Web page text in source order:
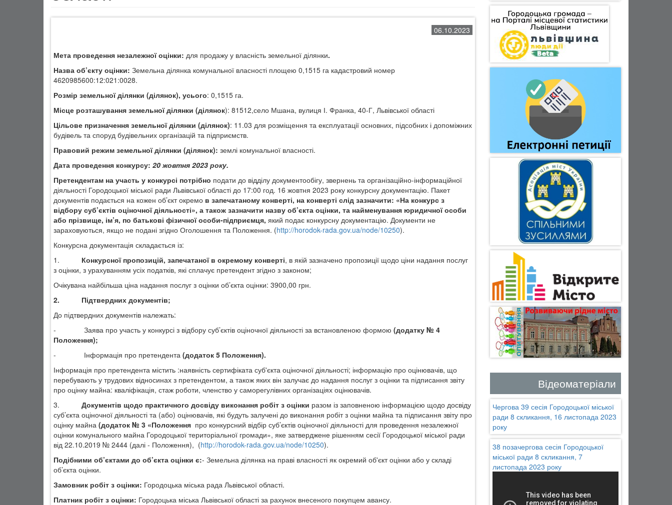
06.10.2023
Мета проведення незалежної оцінки: для продажу у власність земельної ділянки.
Назва об’єкту оцінки: Земельна ділянка комунальної власності площею 0,1515 га кадастровий номер
4620985600:12:021:0028.
Розмір земельної ділянки (ділянок), усього: 0,1515 га.
Місце розташування земельної ділянки (ділянок): 81512,село Мшана, вулиця І. Франка, 40-Г, Львівської області
Цільове призначення земельної ділянки (ділянок): 11.03 для розміщення та експлуатації основних, підсобних і допоміжних
будівель та споруд будівельних організацій та підприємств.
Правовий режим земельної ділянки (ділянок): землі комунальної власності.
Дата проведення конкурсу: 20 жовтня 2023 року.
Претендентам на участь у конкурсі потрібно подати до відділу документообігу, звернень та організаційно-інформаційної
діяльності Городоцької міської ради Львівської області до 17:00 год. 16 жовтня 2023 року конкурсну документацію. Пакет
документів подається на кожен об’єкт окремо в запечатаному конверті, на конверті слід зазначити: «На конкурс з
відбору суб’єктів оціночної діяльності», а також зазначити назву об’єкта оцінки, та найменування юридичної особи
або прізвище, ім’я, по батькові фізичної особи-підприємця, який подає конкурсну документацію. Документи не
зараховуються, якщо не подані згідно Оголошення та Положення. (http://horodok-rada.gov.ua/node/10250).
Конкурсна документація складається із:
1.
Конкурсної пропозицій, запечатаної в окремому конверті, в якій зазначено пропозиції щодо ціни надання послуг
з оцінки, з урахуванням усіх податків, які сплачує претендент згідно з законом;
Очікувана найбільша ціна надання послуг з оцінки об’єкта оцінки: 3900,00 грн.
2.
Підтвердних документів;
До підтвердних документів належать:
-
Заява про участь у конкурсі з відбору суб’єктів оціночної діяльності за встановленою формою (додатку № 4
Положення);
-
Інформація про претендента (додаток 5 Положення).
Інформація про претендента містить :наявність сертифіката суб'єкта оціночної діяльності; інформацію про оцінювачів, що
перебувають у трудових відносинах з претендентом, а також яких він залучає до надання послуг з оцінки та підписання звіту
про оцінку майна: кваліфікація, стаж роботи, членство у саморегулівних організаціях оцінювачів.
3.
Документів щодо практичного досвіду виконання робіт з оцінки разом із заповненою інформацією щодо досвіду
суб’єкта оціночної діяльності та (або) оцінювачів, які будуть залучені до виконання робіт з оцінки майна та підписання звіту про
оцінку майна (додаток № 3 «Положення про конкурсний відбір суб’єктів оціночної діяльності для проведення незалежної
оцінки комунального майна Городоцької територіальної громади», яке затверджене рішенням сесії Городоцької міської ради
від 22.10.2019 № 2444 (далі - Положення), (http://horodok-rada.gov.ua/node/10250).
Подібними об’єктами до об’єкта оцінки є:- Земельна ділянка на праві власності як окремий об'єкт оцінки або у складі
об’єкта оцінки.
Замовник робіт з оцінки: Городоцька міська рада Львівської області.
Платник робіт з оцінки: Городоцька міська Львівської області за рахунок внесеного покупцем авансу.
Відеоматеріали
Чергова 39 сесія Городоцької міської
ради 8 скликання, 16 листопада 2023
року
38 позачергова сесія Городоцької
міської ради 8 скликання, 7
листопада 2023 року